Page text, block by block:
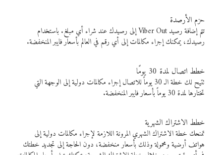
حزم الأرصدة
تتم إضافة رصيد Viber Out إلى رصيدك عند شراء أي مبلغ. باستخدام
رصيدك، يمكنك إجراء مكالمات إلى أي رقم في العالم بأسعار فايبر المنخفضة.
خطط اتصال لمدة 30 يومًا
تتيح لك خطة الـ 30 يوماً للاتصال إجراء مكالمات دولية إلى الوجهة التي
تختارها لمدة 30 يوماً بأسعار فايبر المنخفضة.
خطط الاشتراك الشهرية
تمنحك خطة الاشتراك الشهري المرونة اللازمة لإجراء مكالمات دولية إلى
هواتف أرضية ومحمولة وذلك بأسعار منخفضة، دون الحاجة إلى تجديد خطتك